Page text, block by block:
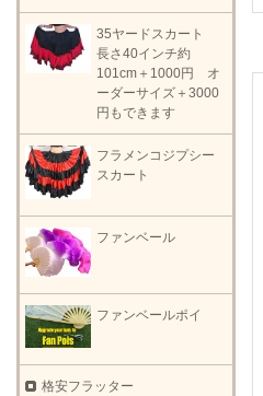
35ヤードスカート
長さ40インチ約
101cm＋1000円 オ
ーダーサイズ＋3000
円もできます
フラメンコジプシー
スカート
ファンベール
ファンベールポイ
格安フラッター